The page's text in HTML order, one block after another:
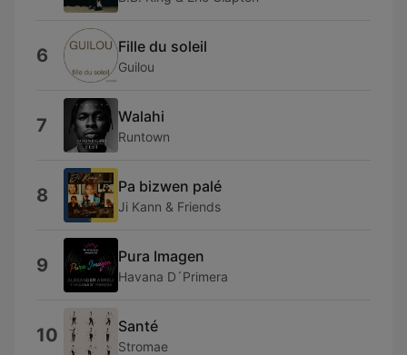
6 Fille du soleil
Guilou
7 Walahi
Runtown
8 Pa bizwen palé
Ji Kann & Friends
9 Pura Imagen
Havana D´Primera
10 Santé
Stromae